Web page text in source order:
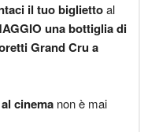
il tuo bigliettoal
una bottiglia di
Grand Crua
cinema non è mai